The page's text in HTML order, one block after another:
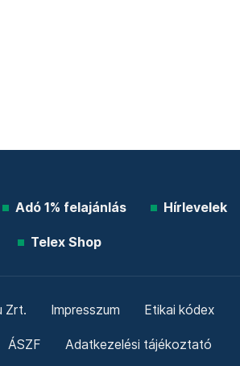
Adó 1% felajánlás Hírlevelek
Telex Shop
Zrt. Impresszum Etikai kódex
ÁSZF Adatkezelési tájékoztató